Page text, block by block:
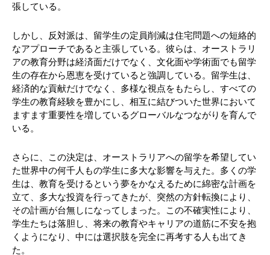
張している。
しかし、反対派は、留学生の定員削減は住宅問題への短絡的
なアプローチであると主張している。彼らは、オーストラリ
アの教育分野は経済面だけでなく、文化面や学術面でも留学
生の存在から恩恵を受けていると強調している。留学生は、
経済的な貢献だけでなく、多様な視点をもたらし、すべての
学生の教育経験を豊かにし、相互に結びついた世界において
ますます重要性を増しているグローバルなつながりを育んで
いる。
さらに、この決定は、オーストラリアへの留学を希望してい
た世界中の何千人もの学生に多大な影響を与えた。多くの学
生は、教育を受けるという夢をかなえるために綿密な計画を
立て、多大な投資を行ってきたが、突然の方針転換により、
その計画が台無しになってしまった。この不確実性により、
学生たちは落胆し、将来の教育やキャリアの道筋に不安を抱
くようになり、中には選択肢を完全に再考する人も出てき
た。